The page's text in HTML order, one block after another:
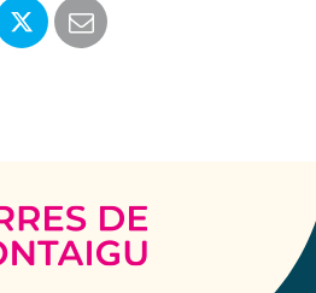
Terres
de